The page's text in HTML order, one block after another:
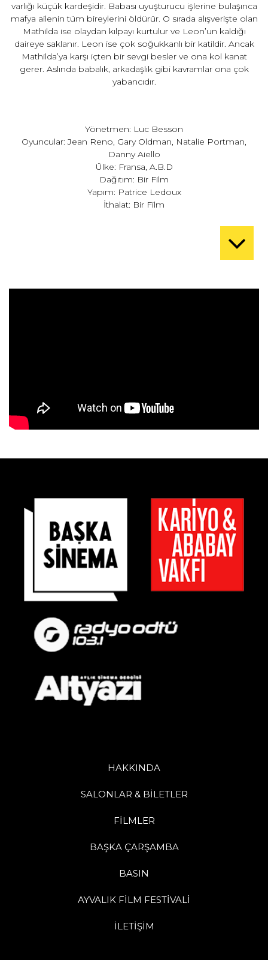
varlığı küçük kardeşidir. Babası uyuşturucu işlerine bulaşınca
mafya ailenin tüm bireylerini öldürür. O sırada alışverişte olan
Mathilda ise olaydan kılpayı kurtulur ve Leon’un kaldığı
daireye saklanır. Leon ise çok soğukkanlı bir katildir. Ancak
Mathilda’ya karşı içten bir sevgi besler ve ona kol kanat
gerer. Aslında babalık, arkadaşlık gibi kavramlar ona çok
yabancıdır.
Yönetmen: Luc Besson
Oyuncular: Jean Reno, Gary Oldman, Natalie Portman,
Danny Aiello
Ülke: Fransa, A.B.D
Dağıtım: Bir Film
Yapım: Patrice Ledoux
İthalat: Bir Film
HAKKINDA
SALONLAR & BİLETLER
FİLMLER
BAŞKA ÇARŞAMBA
BASIN
AYVALIK FİLM FESTİVALİ
İLETİŞİM